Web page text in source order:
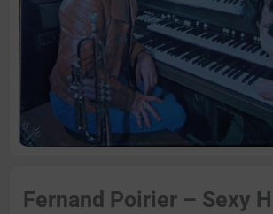
Fernand Poirier – Sexy